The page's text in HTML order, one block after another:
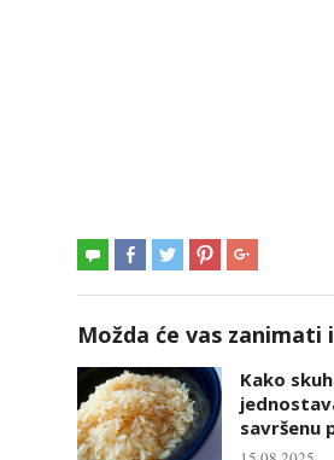
Možda će vas zanimati
Kako
savršenu